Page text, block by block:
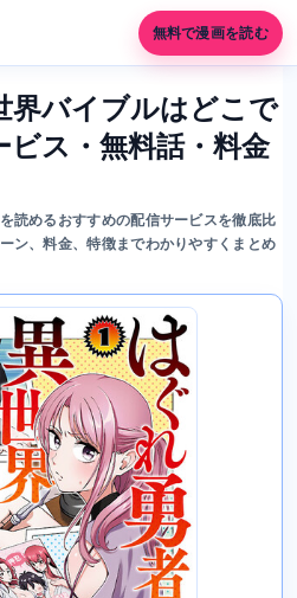
無料で漫画を読む
界バイブルはどこで
ビス・無料話・料金
読めるおすすめの配信サービスを徹底比
ン、料金、特徴までわかりやすくまとめ